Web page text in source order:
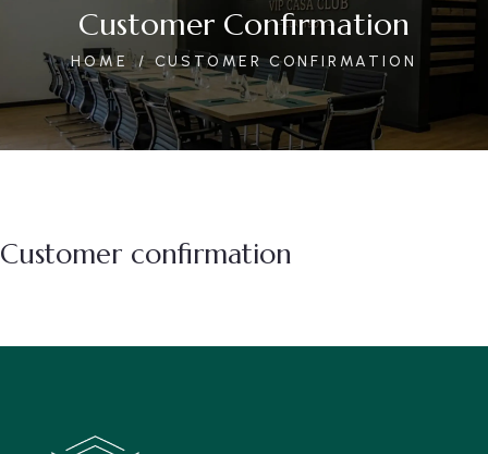
Customer Confirmation
HOME CUSTOMER CONFIRMATION
Customer confirmation